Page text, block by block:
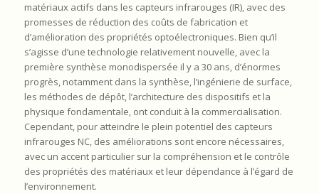
matériaux actifs dans les capteurs infrarouges (IR), avec des
promesses de réduction des coûts de fabrication et
d’amélioration des propriétés optoélectroniques. Bien qu’il
s’agisse d’une technologie relativement nouvelle, avec la
première synthèse monodispersée il y a 30 ans, d’énormes
progrès, notamment dans la synthèse, l’ingénierie de surface,
les méthodes de dépôt, l’architecture des dispositifs et la
physique fondamentale, ont conduit à la commercialisation.
Cependant, pour atteindre le plein potentiel des capteurs
infrarouges NC, des améliorations sont encore nécessaires,
avec un accent particulier sur la compréhension et le contrôle
des propriétés des matériaux et leur dépendance à l’égard de
l’environnement.